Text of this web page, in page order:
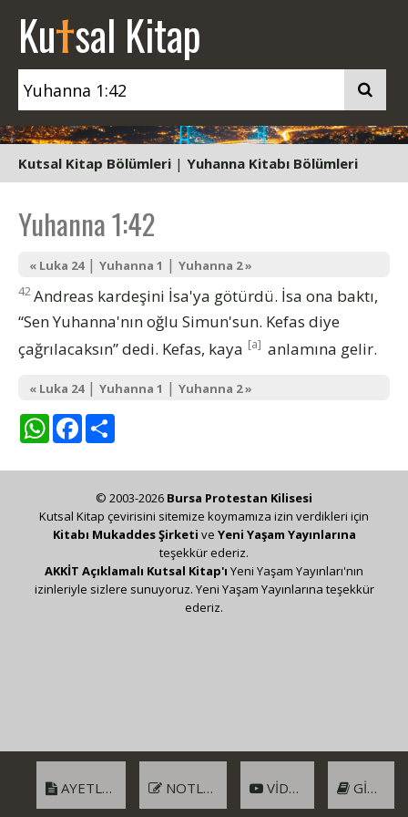
Kutsal Kitap
Kutsal Kitap Bölümleri | Yuhanna Kitabı Bölümleri
Yuhanna 1:42
« Luka 24| Yuhanna 1 | Yuhanna 2 »
42Andreas kardeşini İsa'ya götürdü. İsa ona baktı,
“Sen Yuhanna'nın oğlu Simun'sun. Kefas diye
çağrılacaksın” dedi. Kefas, kaya [a] anlamına gelir.
« Luka 24| Yuhanna 1 | Yuhanna 2 »
WhatsAppFacebook
AYETLER NOTLAR VIDEO GIRIŞ
© 2003-2026 Bursa Protestan Kilisesi
Kutsal Kitap çevirisini sitemize koymamıza izin verdikleri için
Kitabı Mukaddes Şirketi ve Yeni Yaşam Yayınlarına
teşekkür ederiz.
AKKİT Açıklamalı Kutsal Kitap'ı Yeni Yaşam Yayınları'nın
izinleriyle sizlere sunuyoruz. Yeni Yaşam Yayınlarına teşekkür
ederiz.